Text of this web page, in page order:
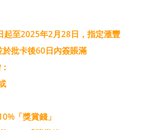
起至2025年2月28日，指定滙豐
批卡後60日內簽賬滿
「獎賞錢」